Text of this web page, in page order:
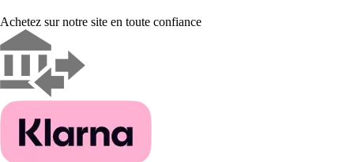
Achetez sur notre site en toute confiance